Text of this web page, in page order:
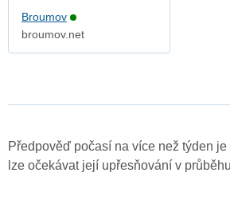
Broumov
broumov.net
Předpověď počasí na více než týden
lze očekávat její upřesňování v